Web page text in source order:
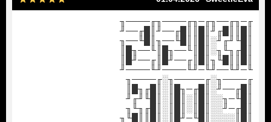
╓─╖╓──╖╓─╖╓────╖╓────╖
║█║║█╓╜║█║║█╓──╜║█╓──╜
║█╙╜╓╜░║█║║█╙──╖║█╙──╖
║█╓╖╙╖░║█║╙──╖█║╙──╖█║
║█║║█╙╖║█║╓──╜█║╓──╜█║
╙─╜╙──╜╙─╜╙────╜╙────╜
╓────╖░╓─────╖░╓────╖
║█╓──╜░║█╓─╖█║░║█╓╖█║
║█╙─╖░░║█║░║█║░║█╙╜╓╜
║█╓─╜░░║█║░║█║░║█╓╖╙╖
║█║░░░░║█╙─╜█║░║█║║█╙╖